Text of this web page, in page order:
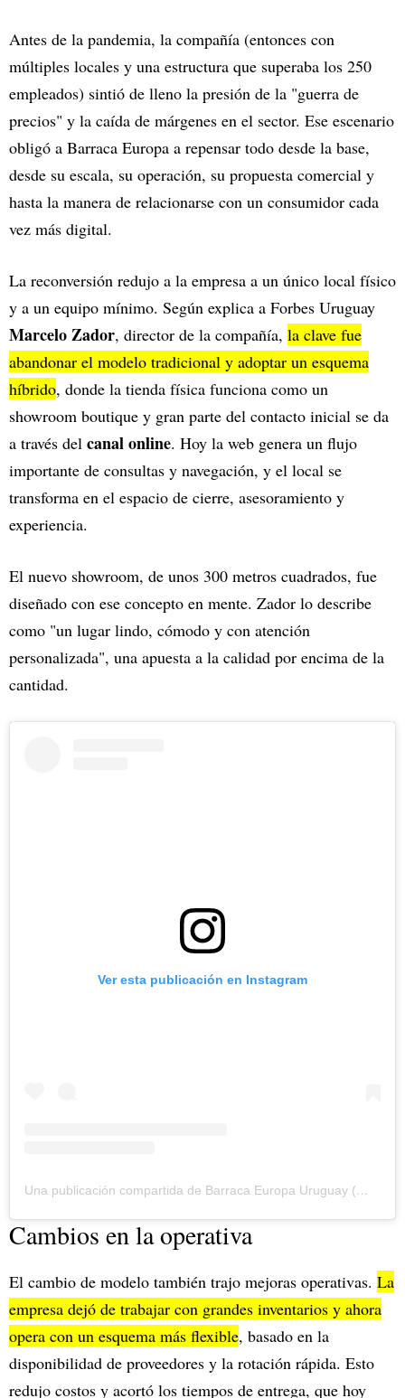
Antes de la pandemia, la compañía (entonces con
múltiples locales y una estructura que superaba los 250
empleados) sintió de lleno la presión de la "guerra de
precios" y la caída de márgenes en el sector. Ese escenario
obligó a Barraca Europa a repensar todo desde la base,
desde su escala, su operación, su propuesta comercial y
hasta la manera de relacionarse con un consumidor cada
vez más digital.
La reconversión redujo a la empresa a un único local físico
y a un equipo mínimo. Según explica a Forbes Uruguay
Marcelo Zador, director de la compañía, la clave fue
abandonar el modelo tradicional y adoptar un esquema
híbrido, donde la tienda física funciona como un
showroom boutique y gran parte del contacto inicial se da
a través del canal online. Hoy la web genera un flujo
importante de consultas y navegación, y el local se
transforma en el espacio de cierre, asesoramiento y
experiencia.
El nuevo showroom, de unos 300 metros cuadrados, fue
diseñado con ese concepto en mente. Zador lo describe
como "un lugar lindo, cómodo y con atención
personalizada", una apuesta a la calidad por encima de la
cantidad.
Ver esta publicación en Instagram
Una publicación compartida de Barraca Europa Uruguay (@barracaeuropa)
Cambios en la operativa
El cambio de modelo también trajo mejoras operativas. La
empresa dejó de trabajar con grandes inventarios y ahora
opera con un esquema más flexible, basado en la
disponibilidad de proveedores y la rotación rápida. Esto
redujo costos y acortó los tiempos de entrega, que hoy